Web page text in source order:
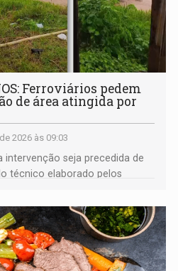
Ferroviários pedem
de área atingida por
2026 às 09:03
seja precedida de
técnico elaborado pelos